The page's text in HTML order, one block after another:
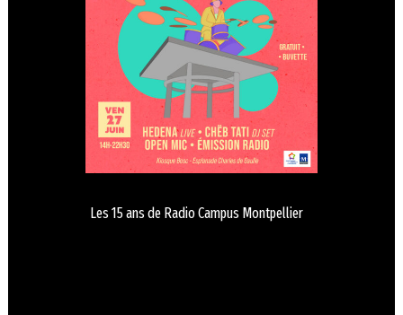
Les 15 ans de Radio Campus Montpellier